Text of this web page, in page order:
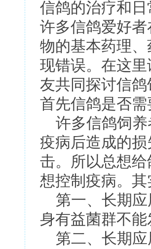
信鸽的治疗和
许多信鸽爱好
物的基本药理
现错误。在这
友共同探讨信
首先信鸽是否
许多信鸽饲养
疫病后造成的
击。所以总想
想控制疫病。
第一、长期应
身有益菌群不
第二、长期应